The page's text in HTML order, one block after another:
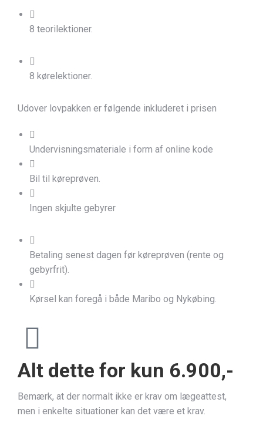
8 teorilektioner.
8 kørelektioner.
Udover lovpakken er følgende inkluderet i prisen
Undervisningsmateriale i form af online kode
Bil til køreprøven.
Ingen skjulte gebyrer
Betaling senest dagen før køreprøven (rente og
gebyrfrit).
Kørsel kan foregå i både Maribo og Nykøbing.
Alt dette for kun 6.900,-
Bemærk, at der normalt ikke er krav om lægeattest,
men i enkelte situationer kan det være et krav.